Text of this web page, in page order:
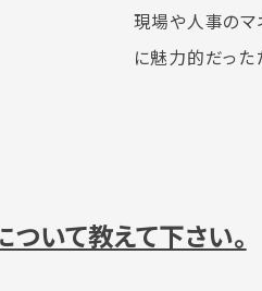
現場や人事のマ
に魅力的だった
いて教えて下さい。